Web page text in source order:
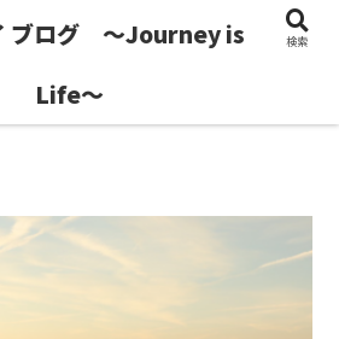
ブログ 〜Journey is
Life〜
検索